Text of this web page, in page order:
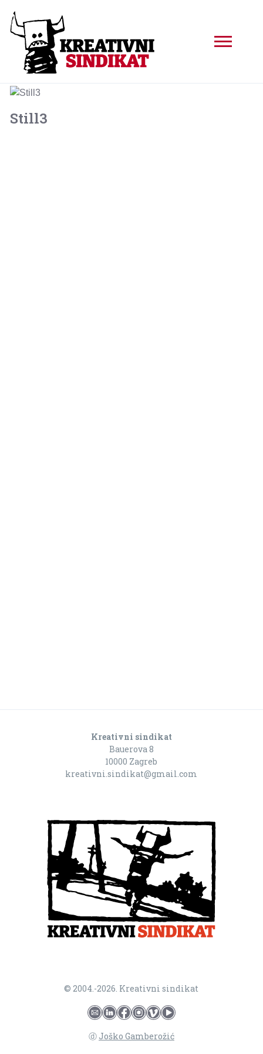
Still3
Kreativni sindikat
Bauerova 8
10000 Zagreb
kreativni.sindikat@gmail.com
© 2004.-2026. Kreativni sindikat
ⓓ Joško Gamberožić